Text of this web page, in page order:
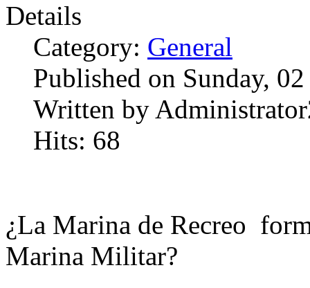
Details
Category: General
Published on Sunday,
Written by
Hits: 68
¿La Marina de Recreo
Marina Militar?